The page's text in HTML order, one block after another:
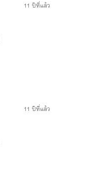
11 ปีที่แล้ว
11 ปีที่แล้ว